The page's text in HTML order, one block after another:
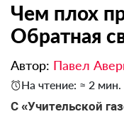
Чем плох
Обратная
Автор: Павел
На чтение: ≈ 2 мин.
С «Учительской